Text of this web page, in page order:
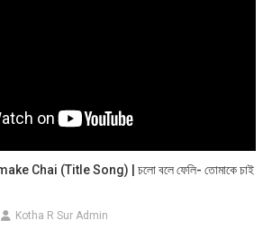
Chai (Title Song) | চলো বলে ফেলি- তোমাকে চাই
Kotha R Sur Admin